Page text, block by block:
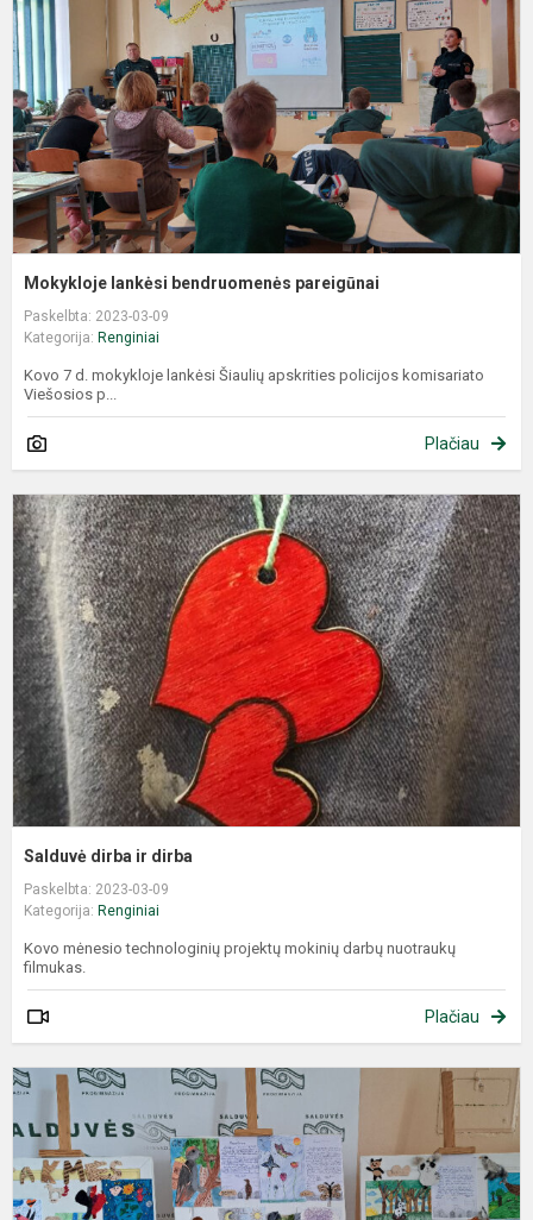
Mokykloje lankėsi bendruomenės pareigūnai
Paskelbta: 2023-03-09
Kategorija: Renginiai
Kovo 7 d. mokykloje lankėsi Šiaulių apskrities policijos komisariato
Viešosios p...
Plačiau
Salduvė dirba ir dirba
Paskelbta: 2023-03-09
Kategorija: Renginiai
Kovo mėnesio technologinių projektų mokinių darbų nuotraukų
filmukas.
Plačiau